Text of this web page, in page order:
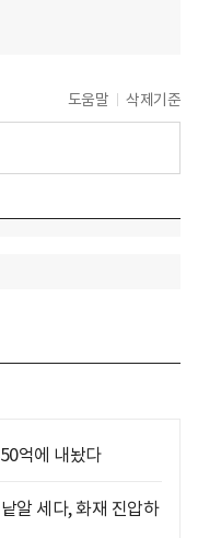
도움말 삭제기준
억에 내놨다
알 세다, 화재 진압하